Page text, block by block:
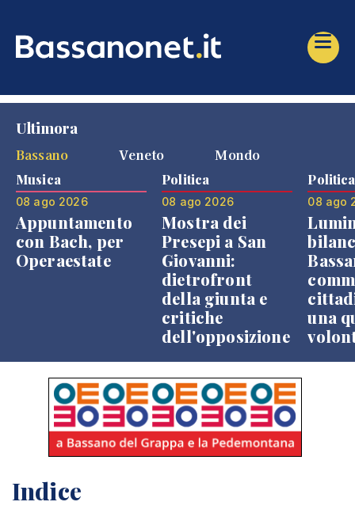
Ultimora
Bassano
Veneto Mondo
Musica
08 ago 2026
Appuntamento
con Bach, per
Operaestate
Politica
08 ago 2026
Mostra dei
Presepi a San
Giovanni:
dietrofront
della giunta e
critiche
dell'opposizione
Politica
08 ago
una
Indice